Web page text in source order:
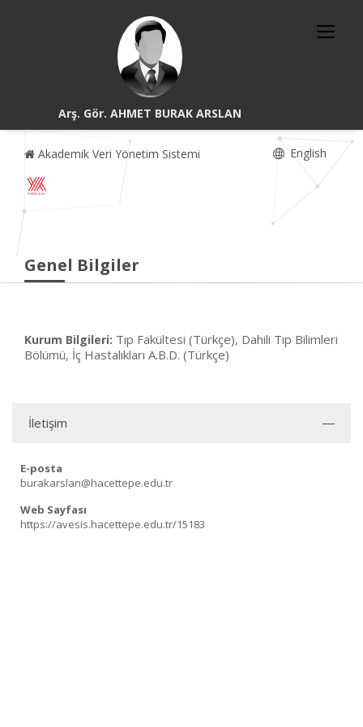
Arş. Gör. AHMET BURAK ARSLAN
Akademik Veri Yönetim Sistemi English
Genel Bilgiler
Kurum Bilgileri: Tıp Fakültesi (Türkçe), Dahili Tıp Bilimleri
Bölümü, İç Hastalıkları A.B.D. (Türkçe)
İletişim
E-posta
burakarslan@hacettepe.edu.tr
Web Sayfası
https://avesis.hacettepe.edu.tr/15183